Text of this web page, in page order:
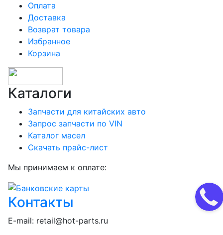
Оплата
Доставка
Возврат товара
Избранное
Корзина
Каталоги
Запчасти для китайских авто
Запрос запчасти по VIN
Каталог масел
Скачать прайс-лист
Мы принимаем к оплате:
Контакты
E-mail: retail@hot-parts.ru